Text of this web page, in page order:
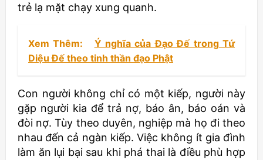
trẻ lạ mặt chạy xung quanh.
Xem Thêm:
Ý nghĩa của Đạo Đế trong Tứ
Diệu Đế theo tinh thần đạo Phật
Con người không chỉ có một kiếp, người này
gặp người kia để trả nợ, báo ân, báo oán và
đòi nợ. Tùy theo duyên, nghiệp mà họ đi theo
nhau đến cả ngàn kiếp. Việc không ít gia đình
làm ăn lụi bại sau khi phá thai là điều phù hợp